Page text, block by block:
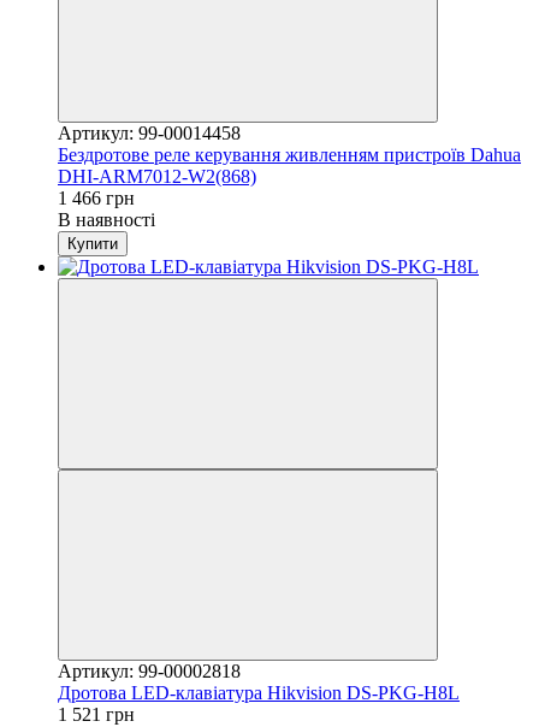
Артикул: 99-00014458
Бездротове реле керування живленням пристроїв Dahua
DHI-ARM7012-W2(868)
1 466 грн
В наявності
Купити
Артикул: 99-00002818
Дротова LED-клавіатура Hikvision DS-PKG-H8L
1 521 грн